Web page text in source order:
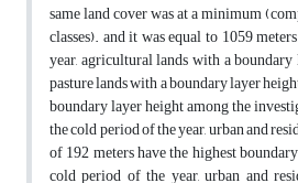
same land cover was at a minimum
classes). and it was equal to 1059
year, agricultural lands with a
pasture lands with a boundary layer
boundary layer height among the
the cold period of the year, urban and
of 192 meters have the highest
cold period of the year, urban and